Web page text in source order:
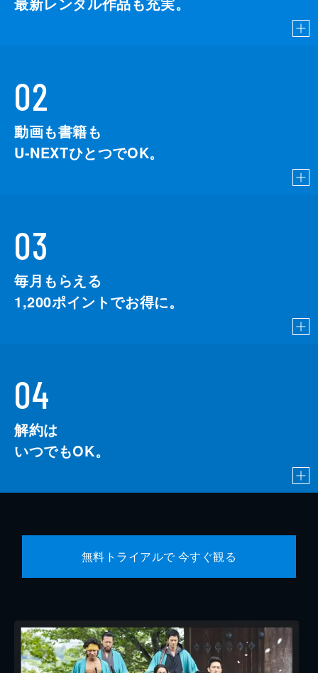
02
動画も書籍も
U-NEXTひとつでOK。
03
毎月もらえる
1,200ポイントでお得に。
04
解約は
いつでもOK。
無料トライアルで 今すぐ観る